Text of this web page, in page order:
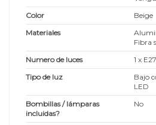
Color
Beige
Materiales
Fibra
Numero de luces
1 x E27
Tipo de luz
Bajo
LED
Bombillas / lámparas
incluidas?
No